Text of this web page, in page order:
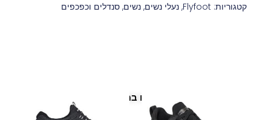
קטגוריות: Flyfoot
, נעלי נשים, נשים, סנדלים וכפכפים
פריטים נוספים במיוחד בשבילך